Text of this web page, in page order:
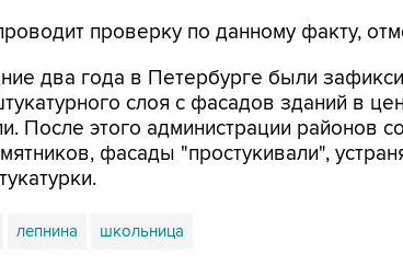
проверку по данному факту,
два года в Петербурге были
слоя с фасадов зданий в
После этого администрации районов
фасады "простукивали",
лепнина школьница